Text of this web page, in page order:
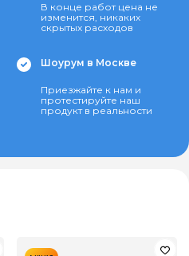
В конце работ цена не
изменится, никаких
скрытых расходов
Шоурум в Москве
Приезжайте к нам и
протестируйте наш
продукт в реальности